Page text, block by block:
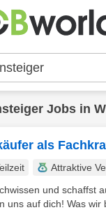
Jobs in
als
Attraktive
und schaffst
uns auf dich! Was wir